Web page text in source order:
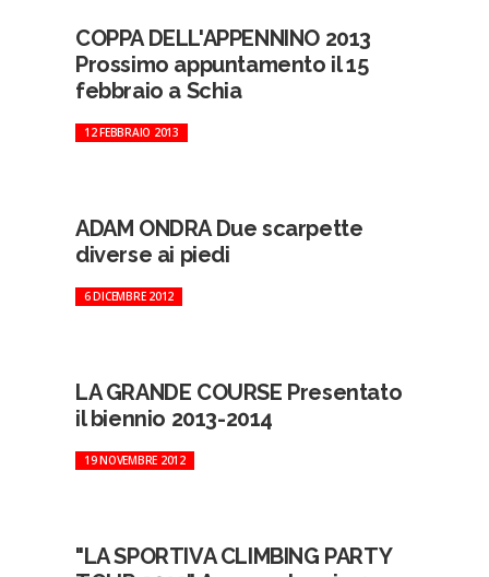
COPPA DELL'APPENNINO 2013
Prossimo appuntamento il 15
febbraio a Schia
12 FEBBRAIO 2013
ADAM ONDRA Due scarpette
diverse ai piedi
6 DICEMBRE 2012
LA GRANDE COURSE Presentato
il biennio 2013-2014
19 NOVEMBRE 2012
"LA SPORTIVA CLIMBING PARTY